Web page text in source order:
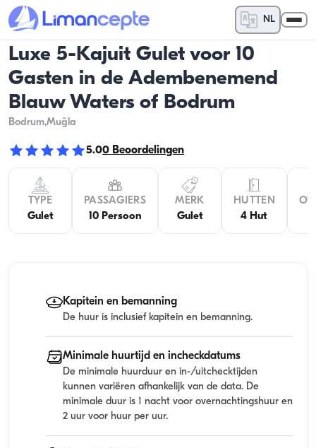
NL
Luxe 5-Kajuit Gulet voor 10
Gasten in de Adembenemend
Blauw Waters of Bodrum
Bodrum,Muğla
5.00 Beoordelingen
TYPE
Gulet
PASSAGIERS
10 Persoon
MERK
Gulet
HUTTEN
4 Hut
Kapitein en bemanning
De huur is inclusief kapitein en bemanning.
Minimale huurtijd en incheckdatums
De minimale huurduur en in-/uitchecktijden
kunnen variëren afhankelijk van de data. De
minimale duur is 1 nacht voor overnachtingshuur en
2 uur voor huur per uur.